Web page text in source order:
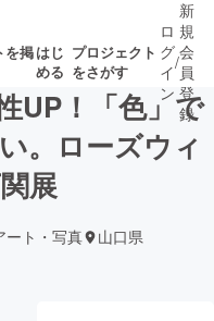
を掲はじ
める
プロジェクト
をさがす
集終了が近いプ
ロ
グ
イ
ン
/
新
規
会
員
登
録
UP！「色」で
。ローズウィ
展
ート・写真 山口県